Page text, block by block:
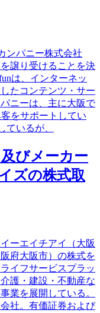
ンパニー株式会社
譲り受けることを決
は、インターネッ
たコンテンツ・サー
ニーは、主に大阪で
をサポートしてい
ているが、
びメーカー
ズの株式取
ーエイチアイ（大阪
府大阪市）の株式を
イフサービスプラッ
護・建設・不動産な
業を展開している。
社。有価証券および